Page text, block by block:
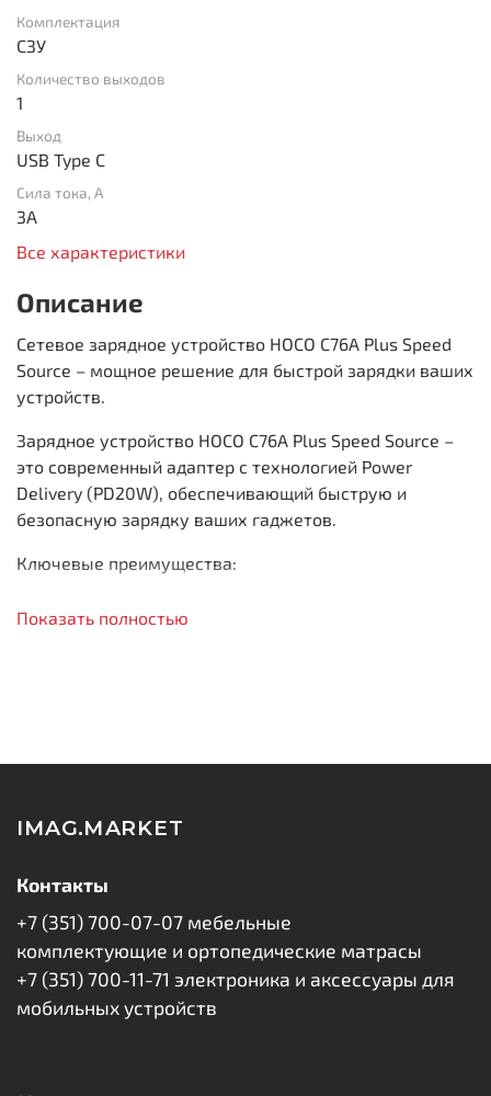
Комплектация
СЗУ
Количество выходов
1
Выход
USB Type C
Сила тока, А
3A
Все характеристики
Описание
Сетевое зарядное устройство HOCO C76A Plus Speed
Source – мощное решение для быстрой зарядки ваших
устройств.
Зарядное устройство HOCO C76A Plus Speed Source –
это современный адаптер с технологией Power
Delivery (PD20W), обеспечивающий быструю и
безопасную зарядку ваших гаджетов.
Ключевые преимущества:
технологии Power Delivery, Quick Charge и другие
Интеллектуальная защита– многоуровневая
и короткого замыкания;
подбирает оптимальный режим зарядки;
Надежность– огнестойкий корпус из ABS+PC
пластика и европейская вилка.
В комплекте:
Показать полностью
IMAG.MARKET
Контакты
+7 (351) 700-07-07 мебельные
комплектующие и ортопедические матрасы
+7 (351) 700-11-71 электроника и аксессуары для
мобильных устройств